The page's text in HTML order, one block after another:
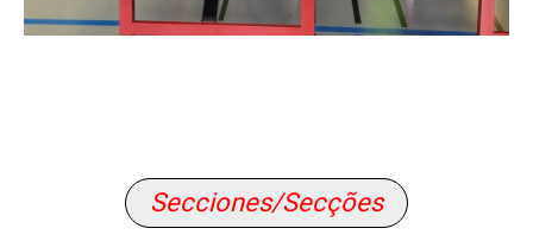
Secciones/Secções